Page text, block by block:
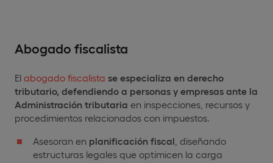
Abogado fiscalista
El abogado fiscalista se especializa en derecho
tributario, defendiendo a personas y empresas ante la
Administración tributaria en inspecciones, recursos y
procedimientos relacionados con impuestos.
Asesoran en planificación fiscal , diseñando
estructuras legales que optimicen la carga